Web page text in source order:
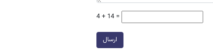
4 + 14 =
ارسال